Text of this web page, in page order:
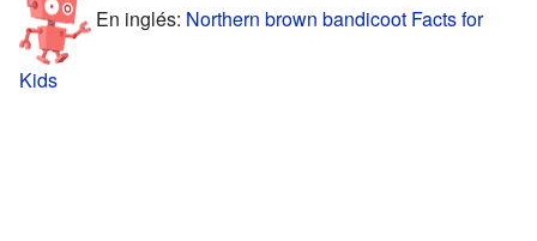
En inglés: Northern brown bandicoot Facts for
Kids